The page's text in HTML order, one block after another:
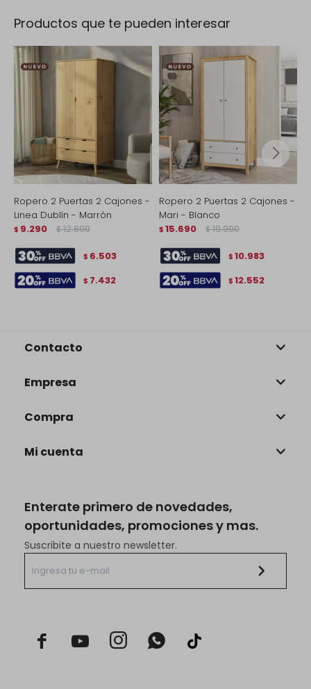
Productos que te pueden interesar
Ropero 2 Puertas 2 Cajones -
Linea Dublín - Marrón
$ 9.290 $ 12.890
$ 6.503
$ 7.432
Ropero 2 Puertas 2 Cajones -
Mari - Blanco
$ 15.690 $ 19.990
$ 10.983
$ 12.552
Enterate primero de novedades,
oportunidades, promociones y mas.
Suscribite a nuestro newsletter.
  
Contacto
Empresa
Compra
Mi cuenta